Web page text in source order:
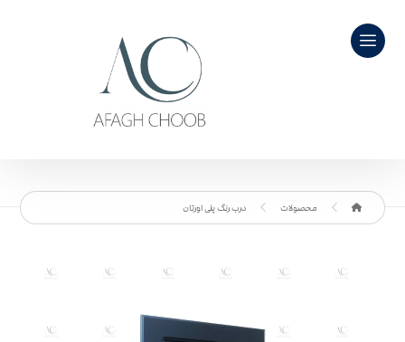
محصولات درب رنگ پلی اورتان